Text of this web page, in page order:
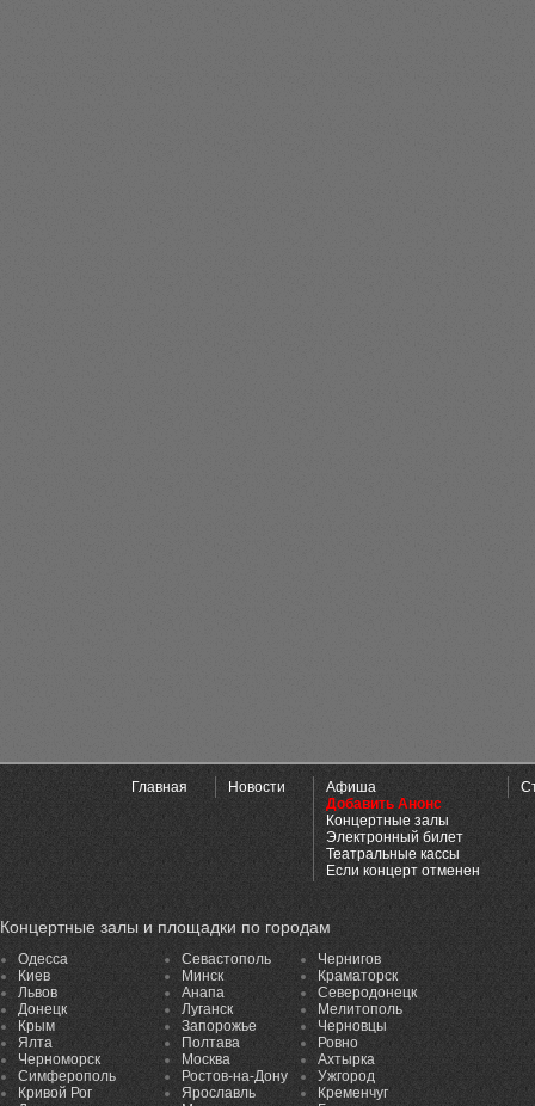
Главная Новости
Афиша
Добавить Анонс
Концертные залы
Электронный билет
Театральные кассы
Если концерт отменен
Концертные залы и площадки по городам
Одесса
Киев
Львов
Донецк
Крым
Ялта
Черноморск
Симферополь
Кривой Рог
Севастополь
Минск
Анапа
Луганск
Запорожье
Полтава
Москва
Ростов-на-Дону
Ярославль
Чернигов
Краматорск
Северодонецк
Мелитополь
Черновцы
Ровно
Ахтырка
Ужгород
Кременчуг